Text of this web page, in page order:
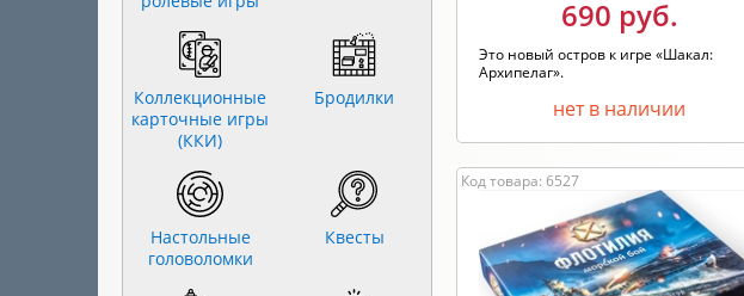
690 руб.
Это новый остров к игре «Шакал:
Архипелаг».
нет в наличии
Код товара: 6527
Коллекционные
карточные игры
(ККИ)
Бродилки
Настольные
головоломки
Квесты